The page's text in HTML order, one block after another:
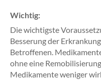
Wichtig:
Die wichtigste
Besserung der
Betroffenen.
ohne eine
Medikamente weniger